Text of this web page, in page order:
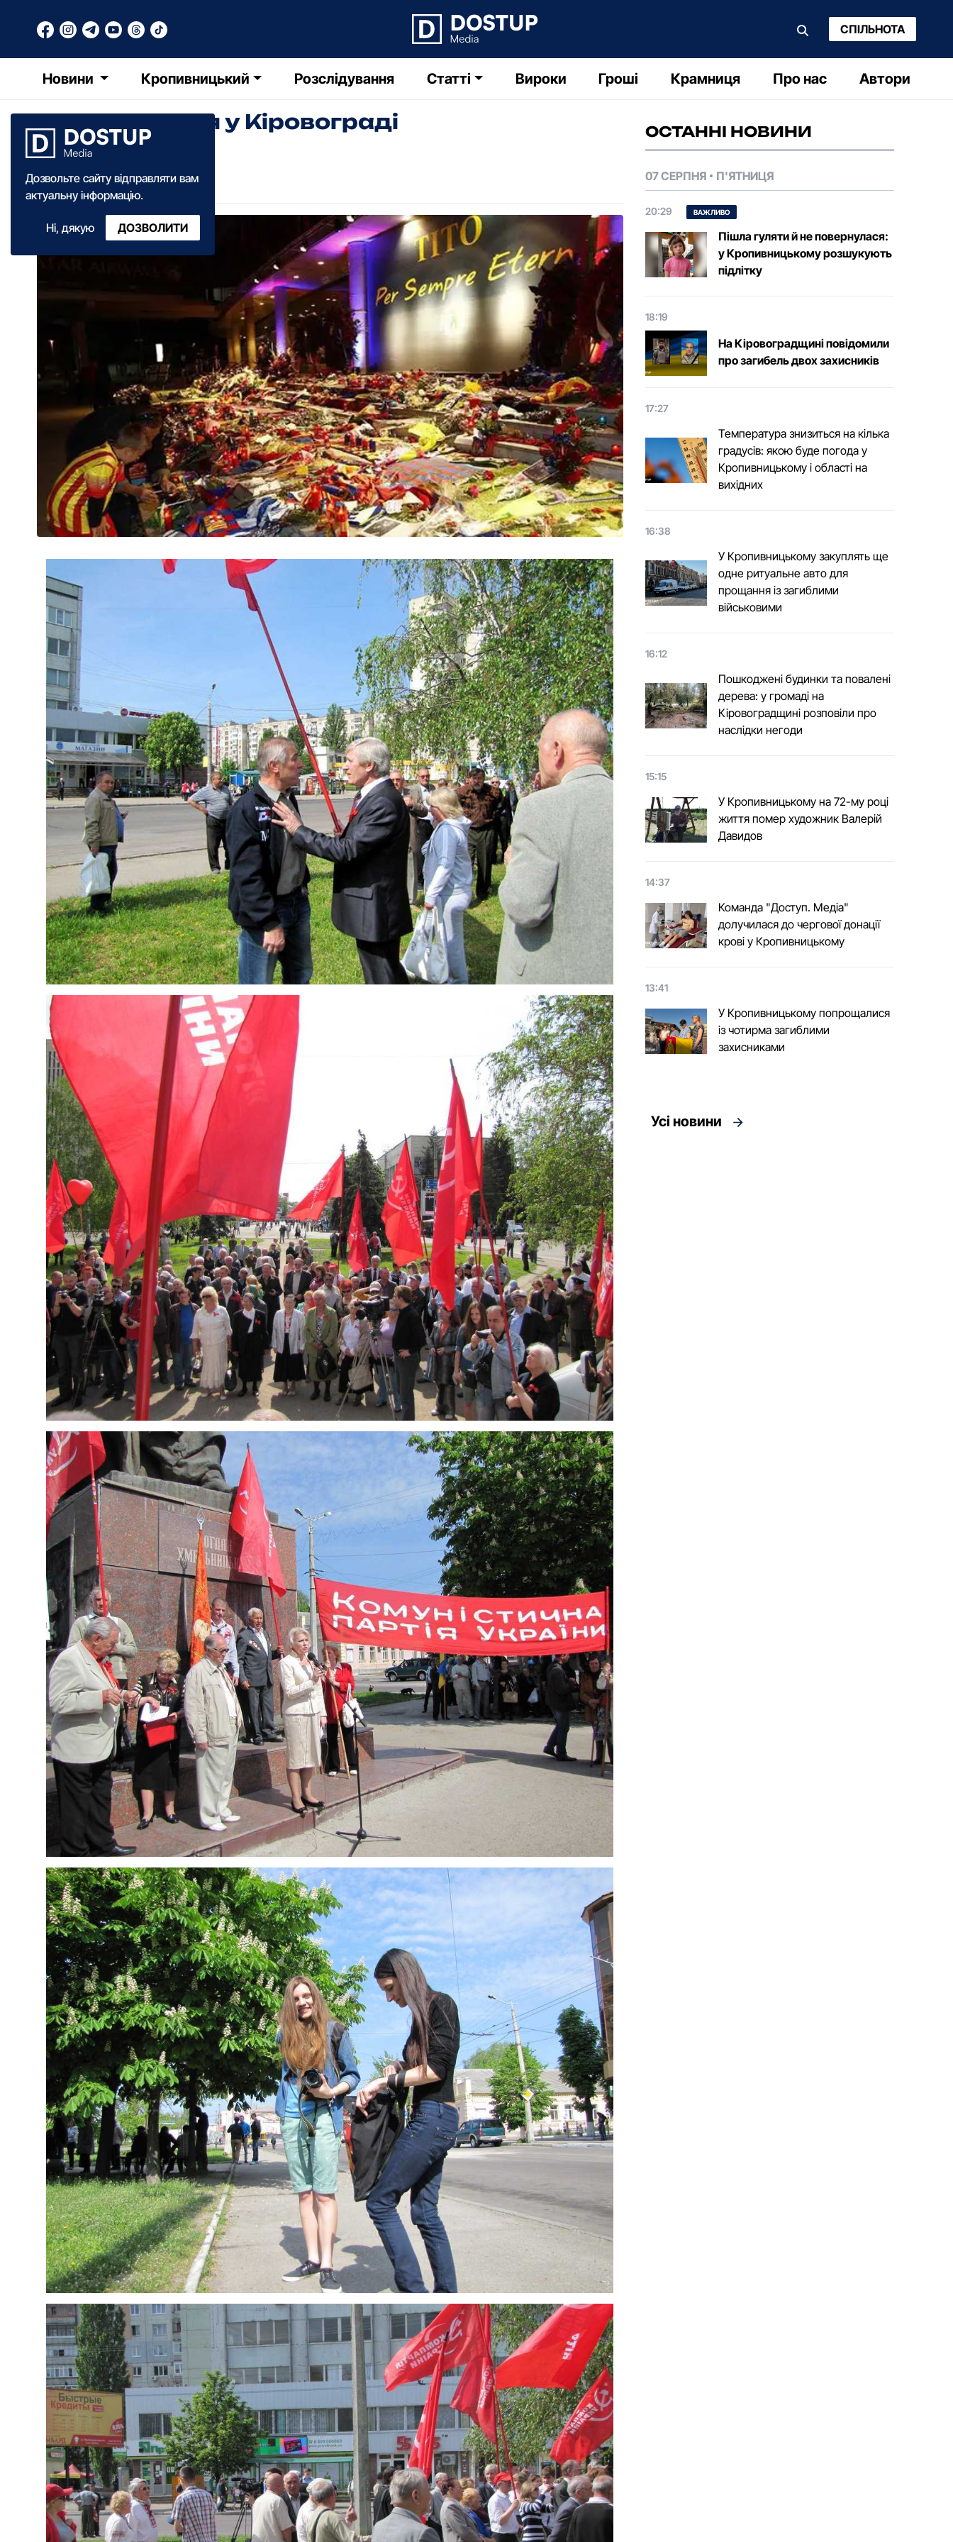
СПІЛЬНОТА
Новини Кропивницький Розслідування Статті Вироки Гроші Крамниця Про нас Автори
Дозвольте сайту відправляти вам
актуальну інформацію.
Ні, дякую ДОЗВОЛИТИ
Перше травня у Кіровограді
РТ
13:49· 12 травня·2014
ОСТАННІ НОВИНИ
07 СЕРПНЯ П'ЯТНИЦЯ
20:29 ВАЖЛИВО
Пішла гуляти й не повернулася:
у Кропивницькому розшукують
підлітку
18:19
На Кіровоградщині повідомили
про загибель двох захисників
17:27
Температура знизиться на кілька
градусів: якою буде погода у
Кропивницькому і області на
вихідних
16:38
У Кропивницькому закуплять ще
одне ритуальне авто для
прощання із загиблими
військовими
16:12
Пошкоджені будинки та повалені
дерева: у громаді на
Кіровоградщині розповіли про
наслідки негоди
15:15
У Кропивницькому на 72-му році
життя помер художник Валерій
Давидов
14:37
Команда "Доступ. Медіа"
долучилася до чергової донації
крові у Кропивницькому
13:41
У Кропивницькому попрощалися
із чотирма загиблими
захисниками
Усі новини